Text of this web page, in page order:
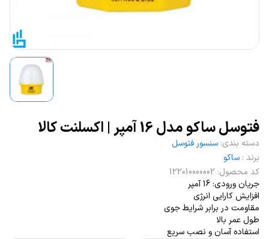
فتوسل ساکو مدل 16 آمپر | اکسلنت کالا
دسته بندی: سنسور فتوسل
برند : ساکو
کد محصول:
122010000002
جریان ورودی: 16 آمپر
افزایش کارایی انرژی
مقاومت در برابر شرایط جوی
طول عمر بالا
استفاده آسان و نصب سریع